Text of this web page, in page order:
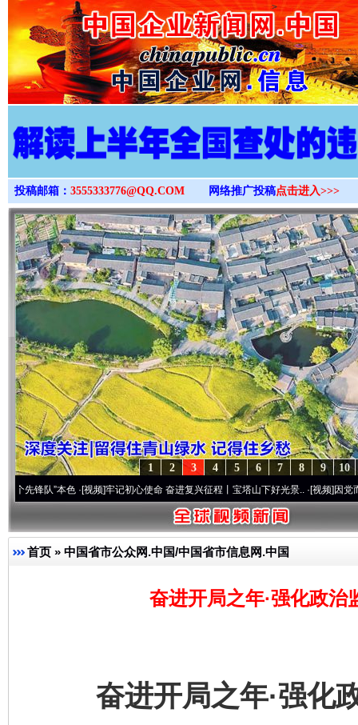
>
投稿邮箱： 3555333776@QQ.COM 网络推广投稿点击进入>>>
10
9
8
7
6
5
4
3
2
1
”本色·[视频]牢记初心使命 奋进复兴征程丨宝塔山下好光景..·[视频]因党而生 为党
首页 » 中国省市公众网.中国/中国省市信息网.中国
奋进开局之年·强化政
奋进开局之年·强化政